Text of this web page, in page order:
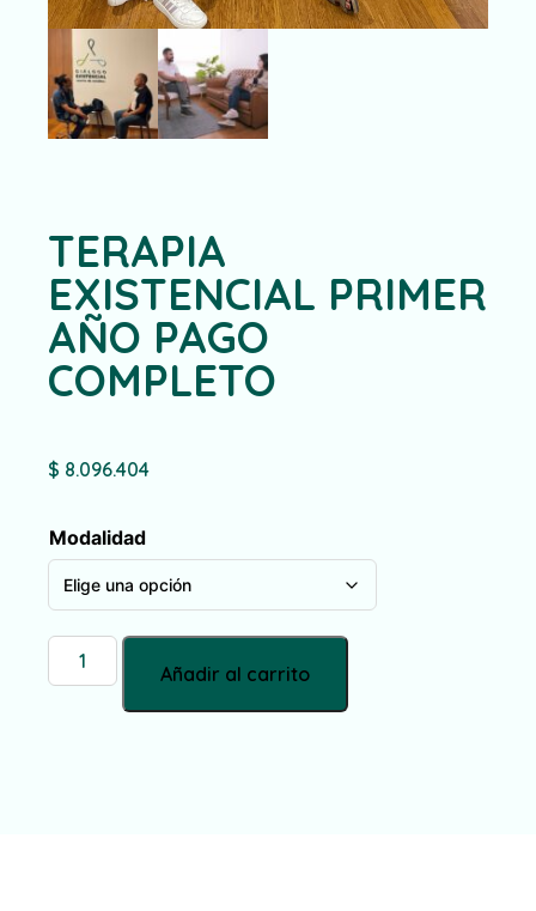
TERAPIA
EXISTENCIAL PRIMER
AÑO PAGO
COMPLETO
$ 8.096.404
Modalidad
Añadir al carrito